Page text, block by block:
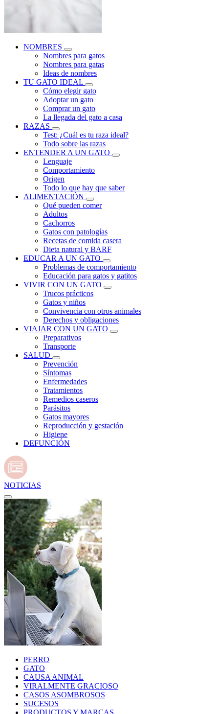
NOMBRES
Nombres para gatos
Nombres para gatas
Ideas de nombres
TU GATO IDEAL
Cómo elegir gato
Adoptar un gato
Comprar un gato
La llegada del gato a casa
RAZAS
Test: ¿Cuál es tu raza ideal?
Todo sobre las razas
ENTENDER A UN GATO
Lenguaje
Comportamiento
Origen
Todo lo que hay que saber
ALIMENTACIÓN
Qué pueden comer
Adultos
Cachorros
Gatos con patologías
Recetas de comida casera
Dieta natural y BARF
EDUCAR A UN GATO
Problemas de comportamiento
Educación para gatos y gatitos
VIVIR CON UN GATO
Trucos prácticos
Gatos y niños
Convivencia con otros animales
Derechos y obligaciones
VIAJAR CON UN GATO
Preparativos
Transporte
SALUD
Prevención
Síntomas
Enfermedades
Tratamientos
Remedios caseros
Parásitos
Gatos mayores
Reproducción y gestación
Higiene
DEFUNCIÓN
NOTICIAS
PERRO
GATO
CAUSA ANIMAL
VIRALMENTE GRACIOSO
CASOS ASOMBROSOS
SUCESOS
PRODUCTOS Y MARCAS